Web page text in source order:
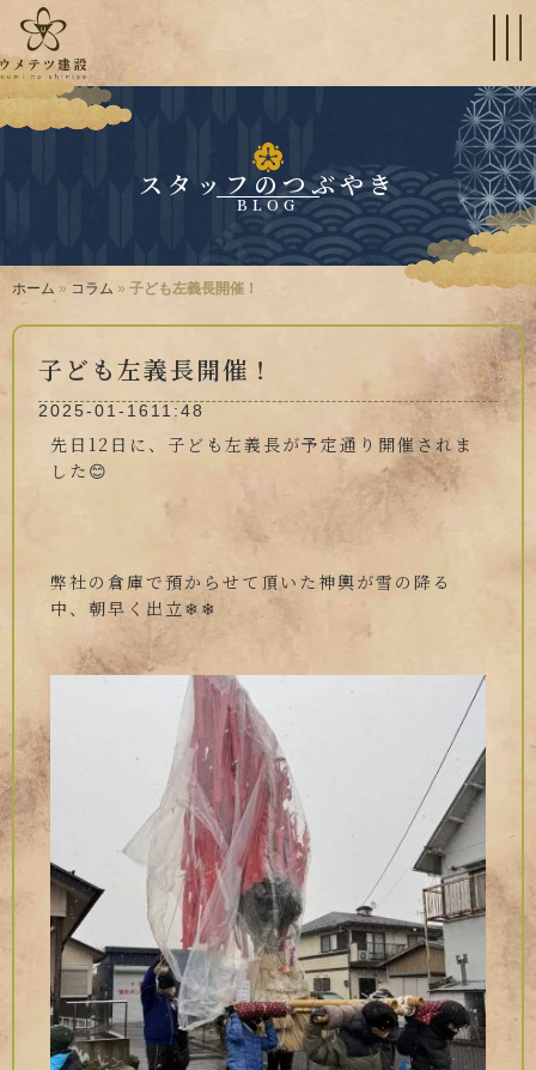
スタッフのつぶやき
BLOG
ホーム » コラム » 子ども左義長開催！
子ども左義長開催！
2025-01-16 11:48
先日12日に、子ども左義長が予定通り開催されま
した😊
弊社の倉庫で預からせて頂いた神輿が雪の降る
中、朝早く出立❄❄